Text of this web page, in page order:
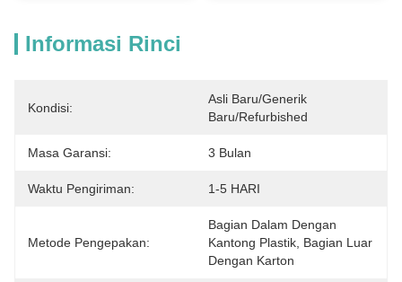
Informasi Rinci
Kondisi:
Asli Baru/generik
Baru/refurbished
Masa Garansi: 3 Bulan
Waktu Pengiriman: 1-5 HARI
Metode Pengepakan:
Bagian Dalam Dengan
Kantong Plastik, Bagian Luar
Dengan Karton